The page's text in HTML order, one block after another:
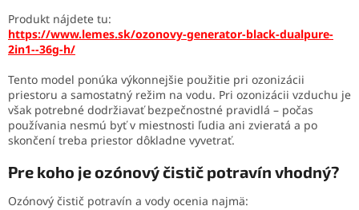
Produkt nájdete tu:
https://www.lemes.sk/ozonovy-generator-black-dualpure-
2in1--36g-h/
Tento model ponúka výkonnejšie použitie pri ozonizácii
priestoru a samostatný režim na vodu. Pri ozonizácii vzduchu je
však potrebné dodržiavať bezpečnostné pravidlá – počas
používania nesmú byť v miestnosti ľudia ani zvieratá a po
skončení treba priestor dôkladne vyvetrať.
Pre koho je ozónový čistič potravín vhodný?
Ozónový čistič potravín a vody ocenia najmä: